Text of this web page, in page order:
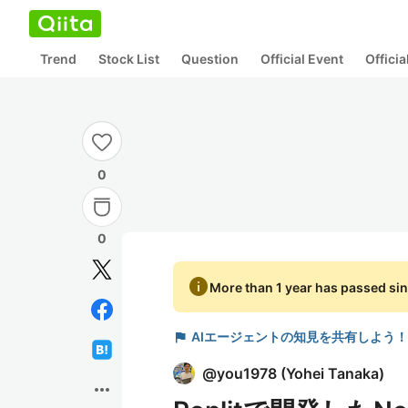
Trend Stock List Question Official Event
0
0
more_horiz
infoMore than 1 year has passed
flag AIエージェントの知見を共有しよう！
@you1978 (Yohei Tanaka)